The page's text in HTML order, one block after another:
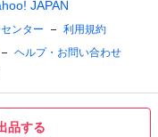
品する
JAPAN
ンター
利用規約
ヘルプ・お問い合わせ